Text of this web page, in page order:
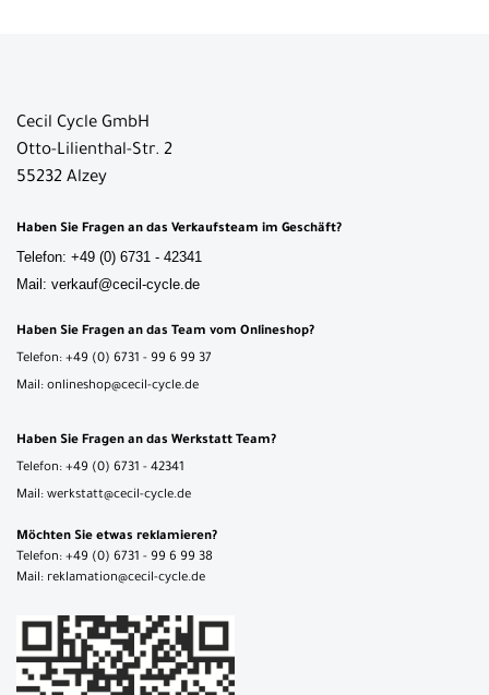
Cecil Cycle GmbH
Otto-Lilienthal-Str. 2
55232 Alzey
Haben Sie Fragen an das Verkaufsteam im Geschäft?
Telefon: +49 (0) 6731 - 42341
Mail: verkauf@cecil-cycle.de
Haben Sie Fragen an das Team vom Onlineshop?
Telefon: +49 (0) 6731 - 99 6 99 37
Mail: onlineshop@cecil-cycle.de
Haben Sie Fragen an das Werkstatt Team?
Telefon: +49 (0) 6731 - 42341
Mail: werkstatt@cecil-cycle.de
Möchten Sie etwas reklamieren?
Telefon: +49 (0) 6731 - 99 6 99 38
Mail: reklamation@cecil-cycle.de